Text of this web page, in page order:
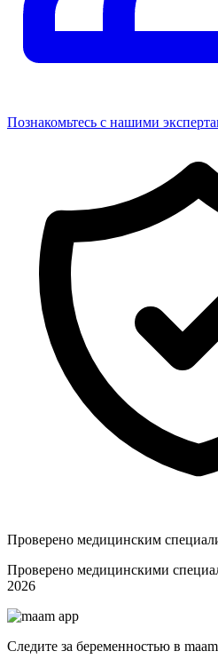
Познакомьтесь с нашими
Проверено медицинским
Проверено медицинскими
2026
Следите за беременностью в maam